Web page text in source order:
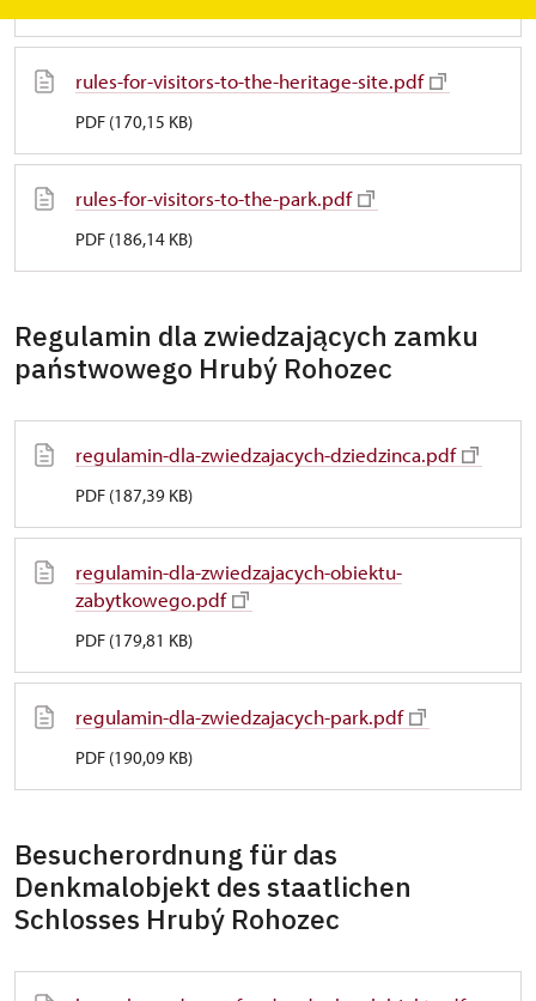
rules-for-visitors-to-the-heritage-site.pdf
PDF (170,15 KB)
rules-for-visitors-to-the-park.pdf
PDF (186,14 KB)
Regulamin dla zwiedzających zamku
państwowego Hrubý Rohozec
regulamin-dla-zwiedzajacych-dziedzinca.pdf
PDF (187,39 KB)
regulamin-dla-zwiedzajacych-obiektu-
zabytkowego.pdf
PDF (179,81 KB)
regulamin-dla-zwiedzajacych-park.pdf
PDF (190,09 KB)
Besucherordnung für das
Denkmalobjekt des staatlichen
Schlosses Hrubý Rohozec